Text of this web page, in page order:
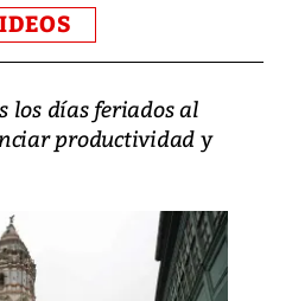
los días feriados al
productividad y